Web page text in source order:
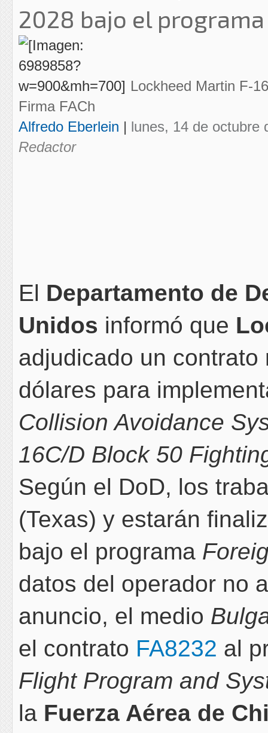
2028 bajo el
Lockheed Martin F-
Firma FACh
Alfredo Eberlein | lunes, 14 de octubre
Redactor
El Departamento de
Unidos informó que
adjudicado un
dólares para
Collision Avoidance
16C/D Block 50
Según el DoD, los
(Texas) y estarán
bajo el programa
datos del operador no
anuncio, el medio
el contrato FA8232 al
Flight Program and
la Fuerza Aérea de